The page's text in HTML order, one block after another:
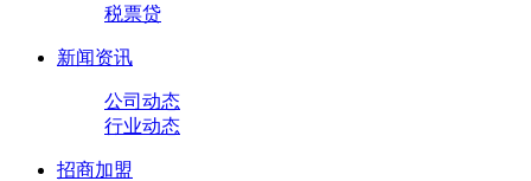
税票贷
新闻资讯
公司动态
行业动态
招商加盟